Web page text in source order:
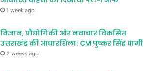
1 week ago
विज्ञान, प्रौद्योगिकी और नवाचार विकसित
उत्तराखंड की आधारशिला: CM पुष्कर सिंह धामी
2 weeks ago